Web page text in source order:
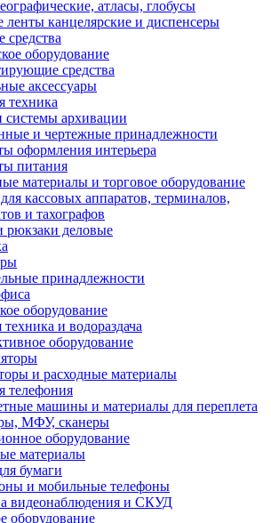
атласы, глобусы
ленты канцелярские и диспенсеры
средства
оборудование
средства
аксессуары
техника
архивации
и чертежные принадлежности
оформления интерьера
питания
материалы и торговое оборудование
кассовых аппаратов, терминалов,
и тахографов
рюкзаки деловые
принадлежности
оборудование
и водораздача
оборудование
и расходные материалы
телефония
машины и материалы для переплета
МФУ, сканеры
оборудование
материалы
бумаги
и мобильные телефоны
видеонаблюдения и СКУД
оборудование